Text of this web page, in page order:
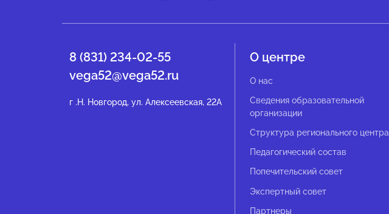
8 (831) 234-02-55
vega52@vega52.ru
г .Н. Новгород, ул. Алексеевская, 22А
О центре
О нас
Сведения образовательной
организации
Структура регионального центра
Педагогический состав
Попечительский совет
Экспертный совет
Партнеры